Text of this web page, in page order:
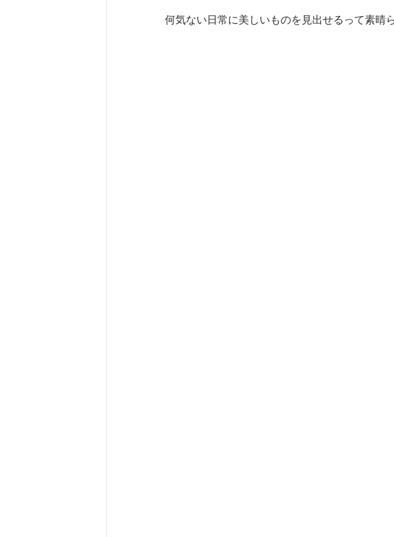
何気ない日常に美しいものを見出せるって素晴